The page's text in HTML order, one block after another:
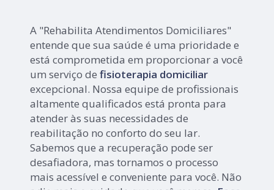
A "Rehabilita Atendimentos Domiciliares"
entende que sua saúde é uma prioridade e
está comprometida em proporcionar a você
um serviço defisioterapia domiciliar
excepcional. Nossa equipe de profissionais
altamente qualificados está pronta para
atender às suas necessidades de
reabilitação no conforto do seu lar.
Sabemos que a recuperação pode ser
desafiadora, mas tornamos o processo
mais acessível e conveniente para você. Não